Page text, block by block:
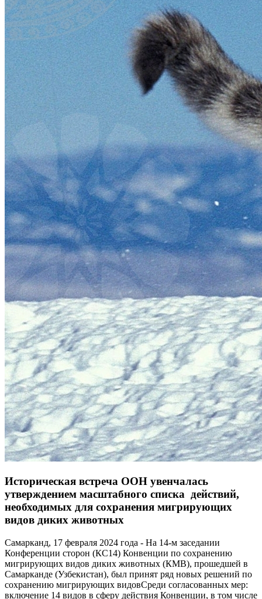
Историческая встреча ООН увенчалась
утверждением масштабного списка действий,
необходимых для сохранения мигрирующих
видов диких животных
Самарканд, 17 февраля 2024 года - На 14-м заседании
Конференции сторон (КС14) Конвенции по сохранению
мигрирующих видов диких животных (КМВ), прошедшей в
Самарканде (Узбекистан), был принят ряд новых решений по
сохранению мигрирующих видовСреди согласованных мер:
включение 14 видов в сферу действия Конвенции, в том числе